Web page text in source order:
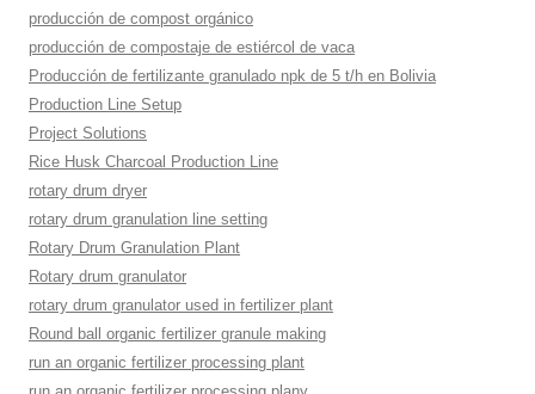
producción de compost orgánico
producción de compostaje de estiércol de vaca
Producción de fertilizante granulado npk de 5 t/h en Bolivia
Production Line Setup
Project Solutions
Rice Husk Charcoal Production Line
rotary drum dryer
rotary drum granulation line setting
Rotary Drum Granulation Plant
Rotary drum granulator
rotary drum granulator used in fertilizer plant
Round ball organic fertilizer granule making
run an organic fertilizer processing plant